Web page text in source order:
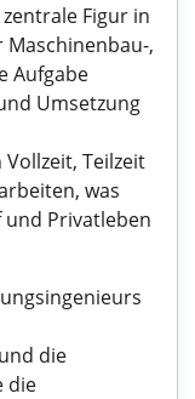
Figur in
,
Aufgabe
Umsetzung
Teilzeit
was
Privatleben
die
die